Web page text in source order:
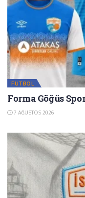
FUTBOL
Forma Göğüs
7 AĞUSTOS 2026